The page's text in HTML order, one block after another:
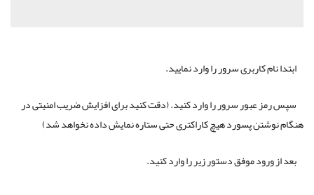
ابتدا نام کاربری سرور را وارد نمایید.
سپس رمز عبور سرور را وارد کنید. (دقت کنید برای افزایش ضریب امنیتی در
هنگام نوشتن پسورد هیچ کاراکتری حتی ستاره نمایش داده نخواهد شد)
بعد از ورود موفق دستور زیر را وارد کنید.